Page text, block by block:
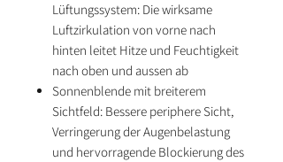
Lüftungssystem: Die wirksame
Luftzirkulation von vorne nach
hinten leitet Hitze und Feuchtigkeit
nach oben und aussen ab
Sonnenblende mit breiterem
Sichtfeld: Bessere periphere Sicht,
Verringerung der Augenbelastung
und hervorragende Blockierung des